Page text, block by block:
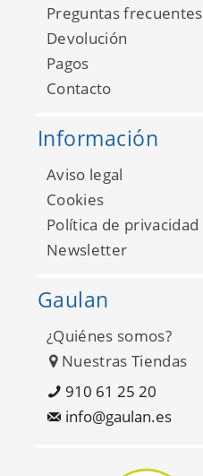
Preguntas frecuentes
Devolución
Pagos
Contacto
Información
Aviso legal
Cookies
Política de privacidad
Newsletter
Gaulan
¿Quiénes somos?
Nuestras Tiendas
910 61 25 20
info@gaulan.es